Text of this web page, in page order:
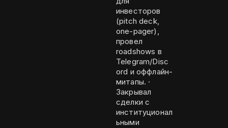
инвесторов
(pitch deck,
one-pager),
провел
roadshows в
Telegram/Disc
ord и оффлайн-
митапы. ·
Закрывал
сделки с
институционал
ьными